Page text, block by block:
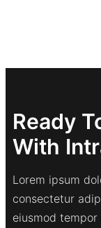
Ready
With
Lorem ipsum
consectetur
eiusmod